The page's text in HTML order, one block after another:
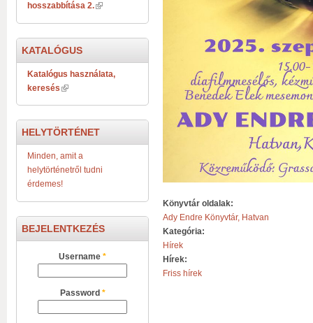
Könyvtár oldalak:
Ady Endre Könyvtár, Hatvan
Kategória:
Hírek
Hírek:
Friss hírek
hosszabbítása 2.
KATALÓGUS
Katalógus használata,
keresés
HELYTÖRTÉNET
Minden, amit a
helytörténetről tudni
érdemes!
BEJELENTKEZÉS
Username *
Password *